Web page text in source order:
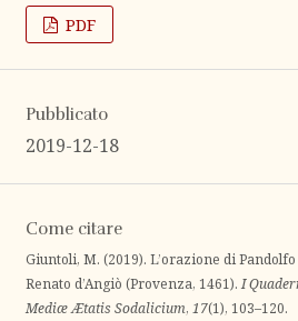
PDF
Pubblicato
2019-12-18
Come citare
Giuntoli, M. (2019). L’orazione di
Renato d’Angiò (Provenza, 1461).I
Mediæ Ætatis Sodalicium, 17(1), 103–120.